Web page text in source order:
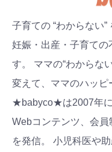
子育ての “わからない”
妊娠・出産・子育ての
す。 ママの“わからな
変えて、ママのハッピ
★babyco★は2007年に
Webコンテンツ、会
を発信。 小児科医や